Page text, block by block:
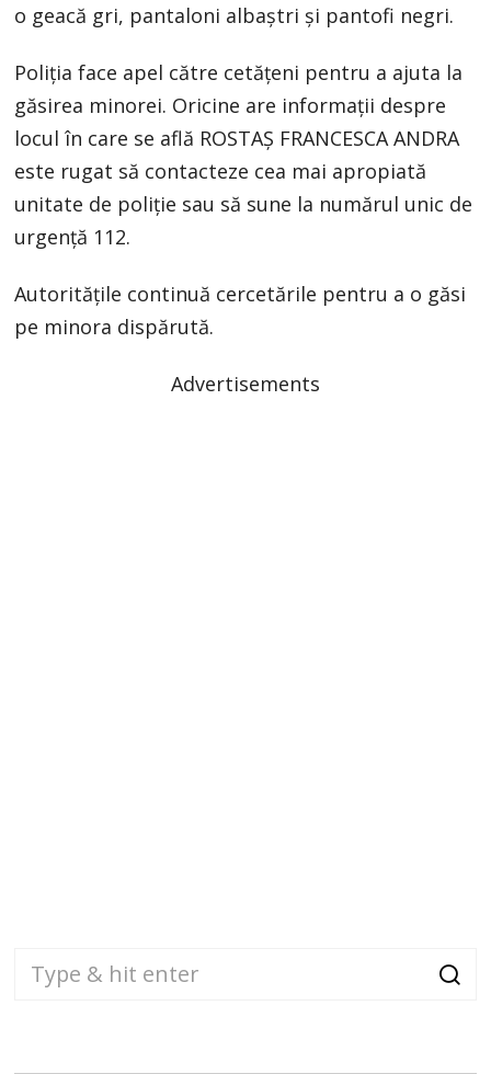
o geacă gri, pantaloni albaștri și pantofi negri.
Poliția face apel către cetățeni pentru a ajuta la
găsirea minorei. Oricine are informații despre
locul în care se află ROSTAȘ FRANCESCA ANDRA
este rugat să contacteze cea mai apropiată
unitate de poliție sau să sune la numărul unic de
urgență 112.
Autoritățile continuă cercetările pentru a o găsi
pe minora dispărută.
Advertisements